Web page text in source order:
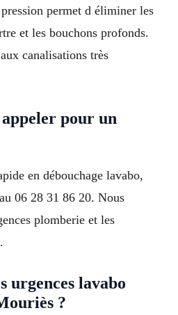
permet d éliminer les
et les bouchons profonds.
canalisations très
pour un
en débouchage lavabo,
06 28 31 86 20. Nous
plomberie et les
urgences lavabo
?